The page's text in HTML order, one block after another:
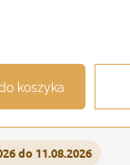
koszyka
do 11.08.2026